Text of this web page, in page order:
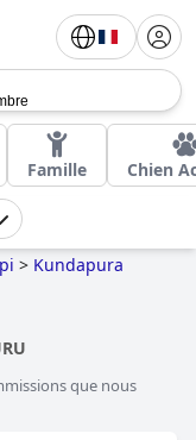
Famille Chien
> Kundapura
que nous